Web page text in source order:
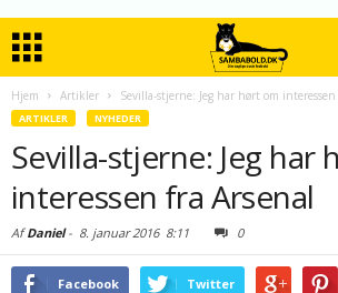
Hjem Artikler Sevilla-stjerne: Jeg har hørt om interessen
ARTIKLER NYHEDER
Sevilla-stjerne: Jeg har
interessen fra Arsenal
AfDaniel- 8. januar 20168:11 0
Facebook Twitter